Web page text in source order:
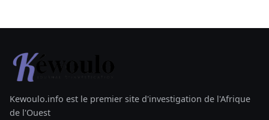
Kewoulo.info est le premier site d'investigation de l'Afrique
de l'Ouest